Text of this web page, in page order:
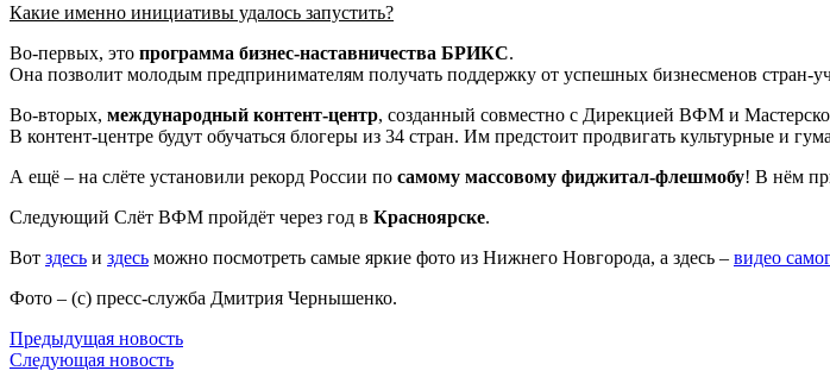
Какие именно инициативы удалось запустить?
Во-первых, это программа бизнес-наставничества БРИКС.
Она позволит молодым предпринимателям получать поддержку от успешных бизнесменов стран-
Во-вторых, международный контент-центр, созданный совместно с Дирекцией ВФМ и
В контент-центре будут обучаться блогеры из 34 стран. Им предстоит продвигать культурные и
А ещё – на слёте установили рекорд России по самому массовому фиджитал-флешмобу! В нём
Следующий Слёт ВФМ пройдёт через год в Красноярске.
Вот здесь и здесь можно посмотреть самые яркие фото из Нижнего Новгорода, а здесь – видео
Фото – (с) пресс-служба Дмитрия Чернышенко.
Предыдущая новость
Следующая новость